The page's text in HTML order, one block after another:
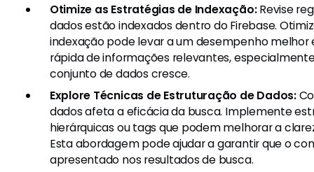
Otimize as Estratégias de Indexação:Revise
dados estão indexados dentro do Firebase.
indexação pode levar a um desempenho melhor
rápida de informações relevantes,
conjunto de dados cresce.
Explore Técnicas de Estruturação de Dados:
dados afeta a eficácia da busca. Implemente
hierárquicas ou tags que podem melhorar a
Esta abordagem pode ajudar a garantir que o
apresentado nos resultados de busca.